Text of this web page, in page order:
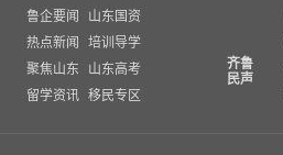
鲁企要闻
山东国资
热点新闻
培训导学
聚焦山东
山东高考
留学资讯 移民专区
齐鲁
民声